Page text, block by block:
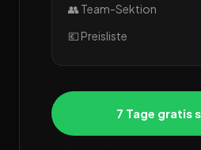
👥 Team-Sektion
💶 Preisliste
7 Tage gratis